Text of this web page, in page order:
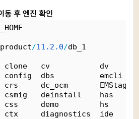
동 후 엔진 확인
product/11. 2. 0/db_1
clone   cv           dv
dbs          emcli
crs     dc_ocm
csmig   deinstall    has
css     demo         hs
diagnostics  ide